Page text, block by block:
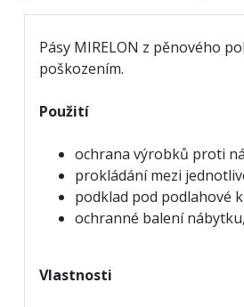
Pásy MIRELON z pěnového
poškozením.
Použití
ochrana výrobků proti
prokládání mezi
podklad pod podlahové
ochranné balení
Vlastnosti